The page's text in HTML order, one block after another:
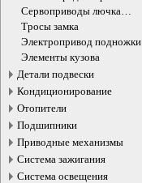
Сервоприводы лючка
бензобака
Тросы замка
Электропривод подножки
Элементы кузова
Детали подвески
Кондиционирование
Отопители
Подшипники
Приводные механизмы
Система зажигания
Система освещения